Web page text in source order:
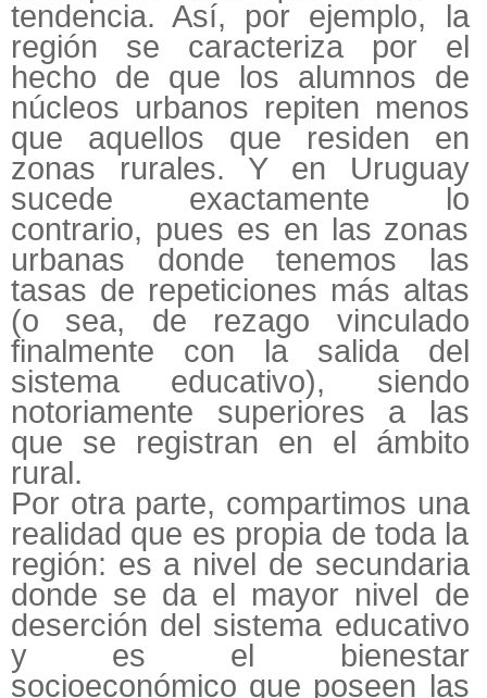
tendencia. Así, por ejemplo, la
región se caracteriza por el
hecho de que los alumnos de
núcleos urbanos repiten menos
que aquellos que residen en
zonas rurales. Y en Uruguay
sucede exactamente lo
contrario, pues es en las zonas
urbanas donde tenemos las
tasas de repeticiones más altas
(o sea, de rezago vinculado
finalmente con la salida del
sistema educativo), siendo
notoriamente superiores a las
que se registran en el ámbito
rural.
Por otra parte, compartimos una
realidad que es propia de toda la
región: es a nivel de secundaria
donde se da el mayor nivel de
deserción del sistema educativo
y es el bienestar
socioeconómico que poseen las